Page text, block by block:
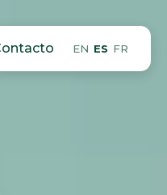
EN FR
ES